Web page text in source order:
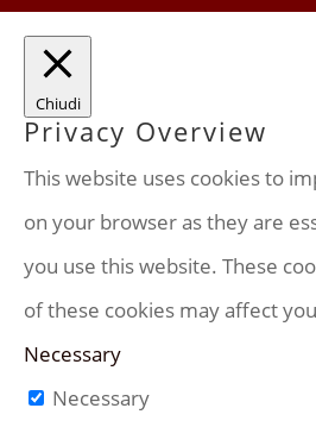
Chiudi
Privacy Overview
This website uses cookies to
on your browser as they are
you use this website. These
of these cookies may affect
Necessary
Necessary